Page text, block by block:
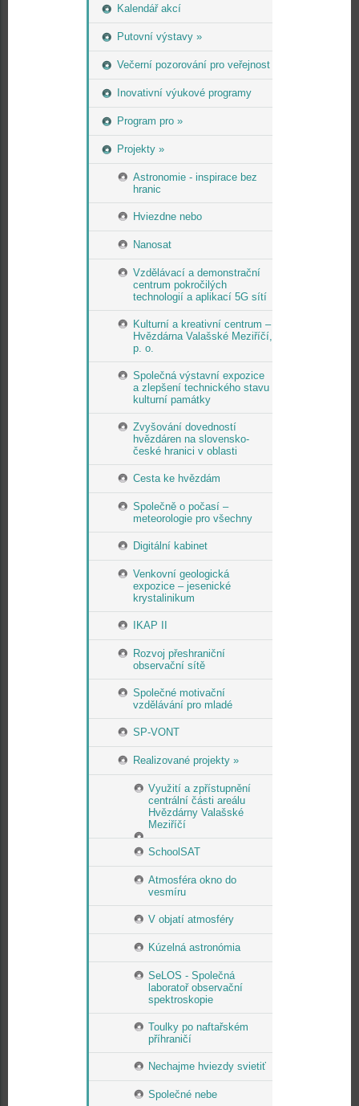
Kalendář akcí
Putovní výstavy »
Večerní pozorování pro veřejnost
Inovativní výukové programy
Program pro »
Projekty »
Astronomie - inspirace bez
hranic
Hviezdne nebo
Nanosat
Vzdělávací a demonstrační
centrum pokročilých
technologií a aplikací 5G sítí
Kulturní a kreativní centrum –
Hvězdárna Valašské Meziříčí,
p. o.
Společná výstavní expozice
a zlepšení technického stavu
kulturní památky
Zvyšování dovedností
hvězdáren na slovensko-
české hranici v oblasti
Cesta ke hvězdám
Společně o počasí –
meteorologie pro všechny
Digitální kabinet
Venkovní geologická
expozice – jesenické
krystalinikum
IKAP II
Rozvoj přeshraniční
observační sítě
Společné motivační
vzdělávání pro mladé
SP-VONT
Realizované projekty »
Využití a zpřístupnění
centrální části areálu
Hvězdárny Valašské
Meziříčí
SchoolSAT
Atmosféra okno do
vesmíru
V objatí atmosféry
Kúzelná astronómia
SeLOS - Společná
laboratoř observační
spektroskopie
Toulky po naftařském
příhraničí
Nechajme hviezdy svietiť
Společné nebe